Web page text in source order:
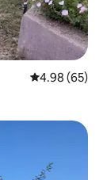
Calificación
4.98 (65)